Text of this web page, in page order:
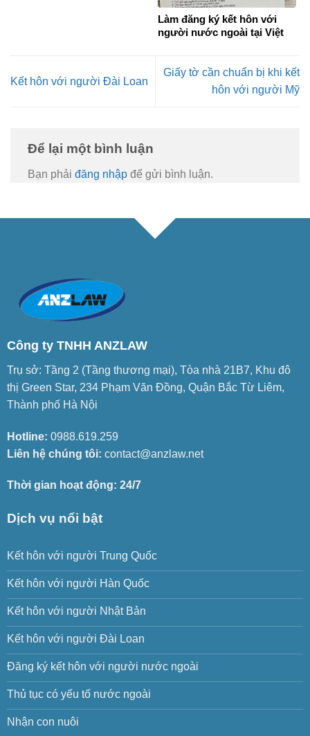
Làm đăng ký kết hôn với
người nước ngoài tại Việt
Kết hôn với người Đài Loan
Giấy tờ cần chuẩn bị khi kết
hôn với người Mỹ
Để lại một bình luận
Bạn phải đăng nhập để gửi bình luận.
Công ty TNHH ANZLAW
Trụ sở: Tầng 2 (Tầng thương mại), Tòa nhà 21B7, Khu đô
thị Green Star, 234 Phạm Văn Đồng, Quận Bắc Từ Liêm,
Thành phố Hà Nội
Hotline: 0988.619.259
Liên hệ chúng tôi: contact@anzlaw.net
Thời gian hoạt động: 24/7
Dịch vụ nổi bật
Kết hôn với người Trung Quốc
Kết hôn với người Hàn Quốc
Kết hôn với người Nhật Bản
Kết hôn với người Đài Loan
Đăng ký kết hôn với người nước ngoài
Thủ tục có yếu tố nước ngoài
Nhận con nuôi